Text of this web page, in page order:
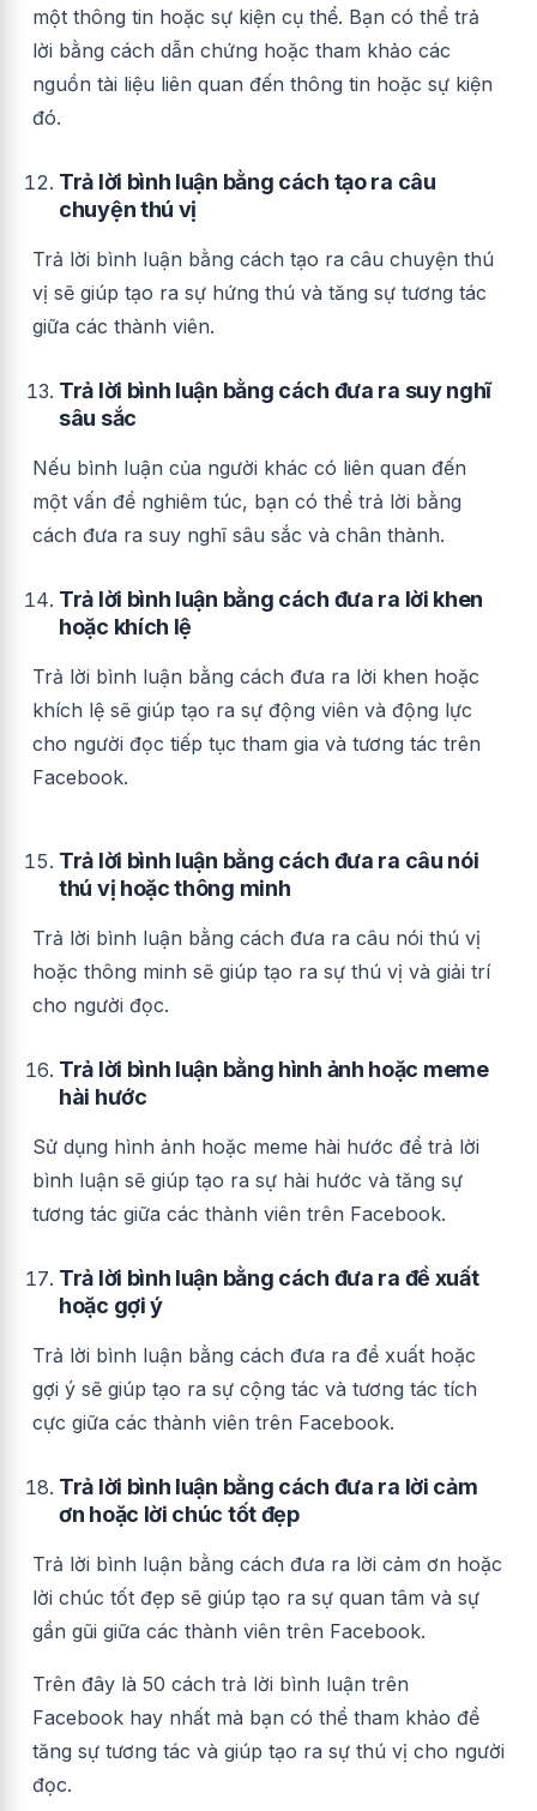
một thông tin hoặc sự kiện cụ thể. Bạn có thể trả
lời bằng cách dẫn chứng hoặc tham khảo các
nguồn tài liệu liên quan đến thông tin hoặc sự kiện
đó.
Trả lời bình luận bằng cách tạo ra câu
chuyện thú vị
Trả lời bình luận bằng cách tạo ra câu chuyện thú
vị sẽ giúp tạo ra sự hứng thú và tăng sự tương tác
giữa các thành viên.
Trả lời bình luận bằng cách đưa ra suy nghĩ
sâu sắc
Nếu bình luận của người khác có liên quan đến
một vấn đề nghiêm túc, bạn có thể trả lời bằng
cách đưa ra suy nghĩ sâu sắc và chân thành.
Trả lời bình luận bằng cách đưa ra lời khen
hoặc khích lệ
Trả lời bình luận bằng cách đưa ra lời khen hoặc
khích lệ sẽ giúp tạo ra sự động viên và động lực
cho người đọc tiếp tục tham gia và tương tác trên
Facebook.
Trả lời bình luận bằng cách đưa ra câu nói
thú vị hoặc thông minh
Trả lời bình luận bằng cách đưa ra câu nói thú vị
hoặc thông minh sẽ giúp tạo ra sự thú vị và giải trí
cho người đọc.
Trả lời bình luận bằng hình ảnh hoặc meme
hài hước
Sử dụng hình ảnh hoặc meme hài hước để trả lời
bình luận sẽ giúp tạo ra sự hài hước và tăng sự
tương tác giữa các thành viên trên Facebook.
Trả lời bình luận bằng cách đưa ra đề xuất
hoặc gợi ý
Trả lời bình luận bằng cách đưa ra đề xuất hoặc
gợi ý sẽ giúp tạo ra sự cộng tác và tương tác tích
cực giữa các thành viên trên Facebook.
Trả lời bình luận bằng cách đưa ra lời cảm
ơn hoặc lời chúc tốt đẹp
Trả lời bình luận bằng cách đưa ra lời cảm ơn hoặc
lời chúc tốt đẹp sẽ giúp tạo ra sự quan tâm và sự
gần gũi giữa các thành viên trên Facebook.
Trên đây là 50 cách trả lời bình luận trên
Facebook hay nhất mà bạn có thể tham khảo để
tăng sự tương tác và giúp tạo ra sự thú vị cho người
đọc.